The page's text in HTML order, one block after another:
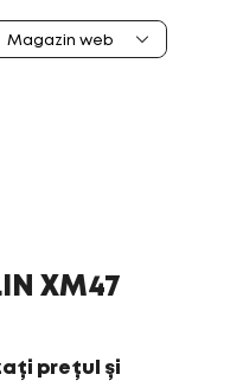
XM47
prețul și